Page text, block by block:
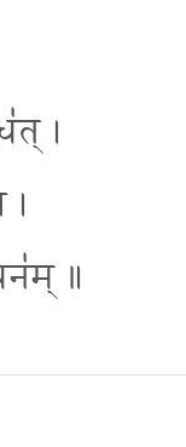
।
॥